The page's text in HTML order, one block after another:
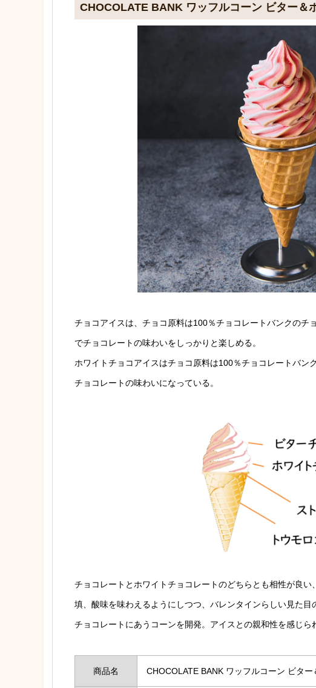
CHOCOLATE BANK ワッフルコーン ビター＆
チョコアイスは、チョコ原料は100％チョコレートバンクのチ
でチョコレートの味わいをしっかりと楽しめる。
ホワイトチョコアイスはチョコ原料は100％チョコレートバン
チョコレートの味わいになっている。
チョコレートとホワイトチョコレートのどちらとも相性が良
填、酸味を味わえるようにしつつ、バレンタインらしい見た
チョコレートにあうコーンを開発。アイスとの親和性を感じら
商品名 CHOCOLATE BANK ワッフルコーン ビター